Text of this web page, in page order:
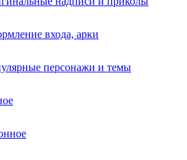
входа, арки
персонажи и темы